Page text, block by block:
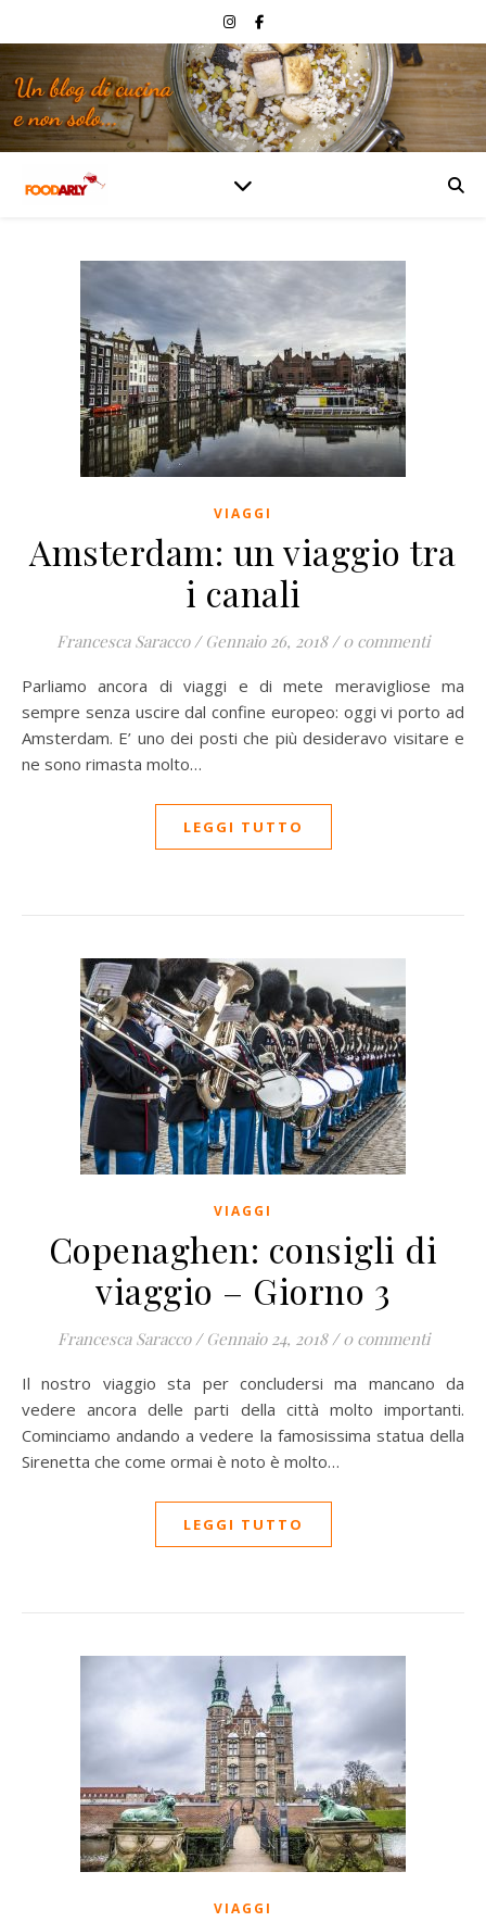
VIAGGI
Amsterdam: un viaggio tra
i canali
Francesca Saracco / Gennaio 26, 2018 / 0 commenti
Parliamo ancora di viaggi e di mete meravigliose ma
sempre senza uscire dal confine europeo: oggi vi porto ad
Amsterdam. E’ uno dei posti che più desideravo visitare e
ne sono rimasta molto…
LEGGI TUTTO
VIAGGI
Copenaghen: consigli di
viaggio – Giorno 3
Francesca Saracco / Gennaio 24, 2018 / 0 commenti
Il nostro viaggio sta per concludersi ma mancano da
vedere ancora delle parti della città molto importanti.
Cominciamo andando a vedere la famosissima statua della
Sirenetta che come ormai è noto è molto…
LEGGI TUTTO
VIAGGI